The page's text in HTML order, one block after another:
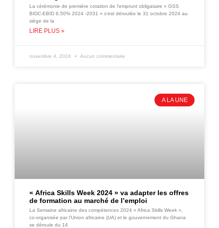
La cérémonie de première cotation de l’emprunt obligataire « GSS
BIDC-EBID 6,50% 2024 -2031 » s’est déroulée le 31 octobre 2024 au
siège de la
LIRE PLUS »
novembre 4, 2024 Aucun commentaire
A LA UNE
« Africa Skills Week 2024 » va adapter les offres
de formation au marché de l’emploi
La Semaine africaine des compétences 2024 « Africa Skills Week »,
co-organisée par l’Union africaine (UA) et le gouvernement du Ghana
se déroule du 14